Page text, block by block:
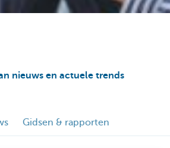
nieuws en actuele trends
Gidsen & rapporten